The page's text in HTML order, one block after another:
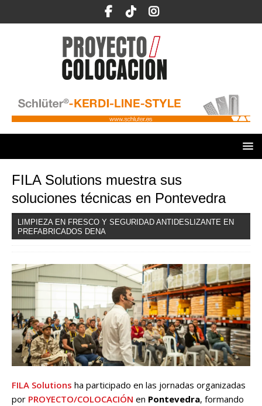
FILA Solutions muestra sus
soluciones técnicas en Pontevedra
LIMPIEZA EN FRESCO Y SEGURIDAD ANTIDESLIZANTE EN
PREFABRICADOS DENA
FILA Solutions ha participado en las jornadas organizadas
por PROYECTO/COLOCACIÓN en Pontevedra, formando